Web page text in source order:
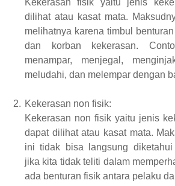
Kekerasan fisik yaitu jenis
dilihat atau kasat mata.
melihatnya karena timbul
dan korban kekerasan.
menampar, menjegal,
meludahi, dan melempar dengan
2. Kekerasan non fisik:
Kekerasan non fisik yaitu jenis
dapat dilihat atau kasat mata.
initidak bisa langsung diketahui
jika kita tidak teliti dalam
ada benturan fisik antara pelaku